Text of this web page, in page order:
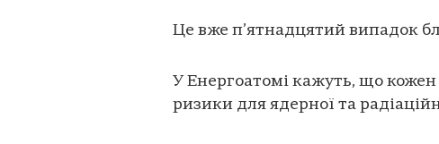
Це вже п’ятнадцятий випадок
У Енергоатомі кажуть, що
ризики для ядерної та